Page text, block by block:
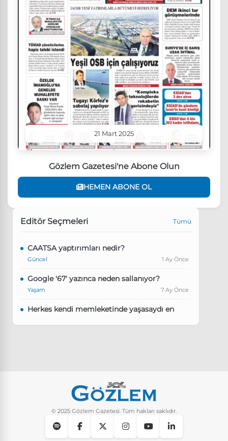
21 Mart 2025
Gözlem Gazetesi'ne Abone Olun
HEMEN ABONE OL
Editör Seçmeleri Tümü
CAATSA yaptırımları nedir?
Güncel 1 Ay Önce
Google '67' yazınca neden sallanıyor?
Yaşam 7 Ay Önce
Herkes kendi memleketinde yaşasaydı en
Instagram’da keşfet nasıl temizlenir?
© 2025 Gözlem Gazetesi. Tüm hakları saklıdır.